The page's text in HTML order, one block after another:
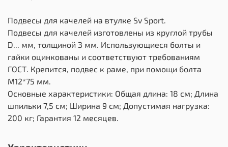
Подвесы для качелей на втулке Sv Sport.
Подвесы для качелей изготовлены из круглой трубы
D... мм, толщиной 3 мм. Использующиеся болты и
гайки оцинкованы и соответствуют требованиям
ГОСТ. Крепится, подвес к раме, при помощи болта
М12*75 мм.
Основные характеристики: Общая длина: 18 см; Длина
шпильки 7,5 см; Ширина 9 см; Допустимая нагрузка:
200 кг; Гарантия 12 месяцев.